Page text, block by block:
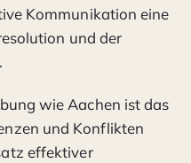
Kommunikation eine
und der
wie Aachen ist das
und Konflikten
effektiver